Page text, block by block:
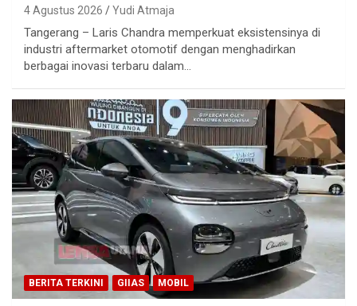
4 Agustus 2026 Yudi Atmaja
Tangerang – Laris Chandra memperkuat eksistensinya di
industri aftermarket otomotif dengan menghadirkan
berbagai inovasi terbaru dalam…
BERITA TERKINI GIIAS MOBIL